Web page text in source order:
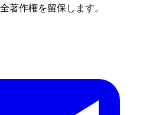
著作権を留保します。